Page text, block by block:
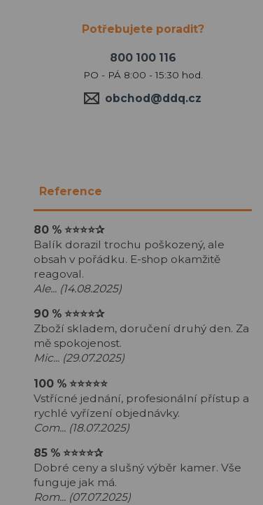
Potřebujete poradit?
800 100 116
PO - PÁ 8:00 - 15:30 hod.
obchod@ddq.cz
Reference
80 % ⭐⭐⭐⭐✰
Balík dorazil trochu poškozený, ale
obsah v pořádku. E-shop okamžitě
reagoval.
Ale... (14.08.2025)
90 % ⭐⭐⭐⭐✰
Zboží skladem, doručení druhý den. Za
mě spokojenost.
Mic... (29.07.2025)
100 % ⭐⭐⭐⭐⭐
Vstřícné jednání, profesionální přístup a
rychlé vyřízení objednávky.
Com... (18.07.2025)
85 % ⭐⭐⭐⭐✰
Dobré ceny a slušný výběr kamer. Vše
funguje jak má.
Rom... (07.07.2025)